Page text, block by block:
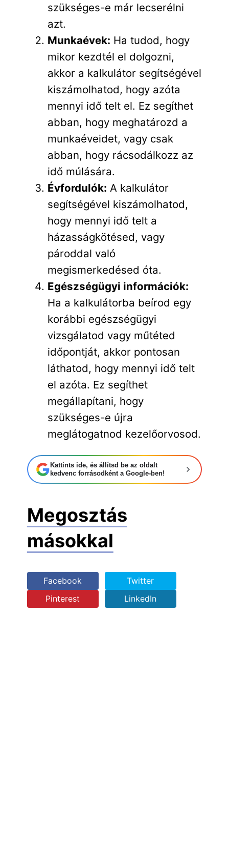
szükséges-e már lecserélni
azt.
Munkaévek: Ha tudod, hogy
mikor kezdtél el dolgozni,
akkor a kalkulátor segítségével
kiszámolhatod, hogy azóta
mennyi idő telt el. Ez segíthet
abban, hogy meghatározd a
munkaéveidet, vagy csak
abban, hogy rácsodálkozz az
idő múlására.
Évfordulók: A kalkulátor
segítségével kiszámolhatod,
hogy mennyi idő telt a
házasságkötésed, vagy
pároddal való
megismerkedésed óta.
Egészségügyi információk:
Ha a kalkulátorba beírod egy
korábbi egészségügyi
vizsgálatod vagy műtéted
időpontját, akkor pontosan
láthatod, hogy mennyi idő telt
el azóta. Ez segíthet
megállapítani, hogy
szükséges-e újra
meglátogatnod kezelőorvosod.
Kattints ide, és állítsd be az oldalt
kedvenc forrásodként a Google-ben!
Megosztás
másokkal
Facebook
Twitter
Pinterest
LinkedIn